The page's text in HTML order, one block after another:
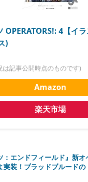
OPERATORS!: 4【イ
)
は記事公開時点のものです)
Amazon
楽天市場
：エンドフィールド』新オ
実装！ブラッドブルード